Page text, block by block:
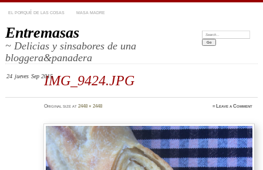
EL PORQUÉ DE LAS COSAS MASA MADRE
Entremasas
~ Delicias y sinsabores de una
bloggera&panadera
Search:
IMG_9424.JPG
24 jueves Sep 2015
Original size at 2448 × 2448 ≈ Leave a Comment